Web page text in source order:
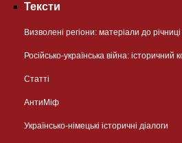
Тексти
Визволені регіони: матеріали до річниці
Російсько-українська війна: історичний
Статті
АнтиМіф
Українсько-німецькі історичні діалоги